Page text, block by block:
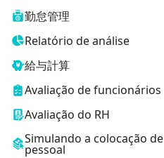
勤怠管理
Relatório de análise
給与計算
Avaliação de funcionários
Avaliação do RH
Simulando a colocação de
pessoal